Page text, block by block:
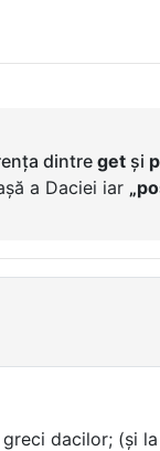
dintre get și
a Daciei iar
dacilor; (și